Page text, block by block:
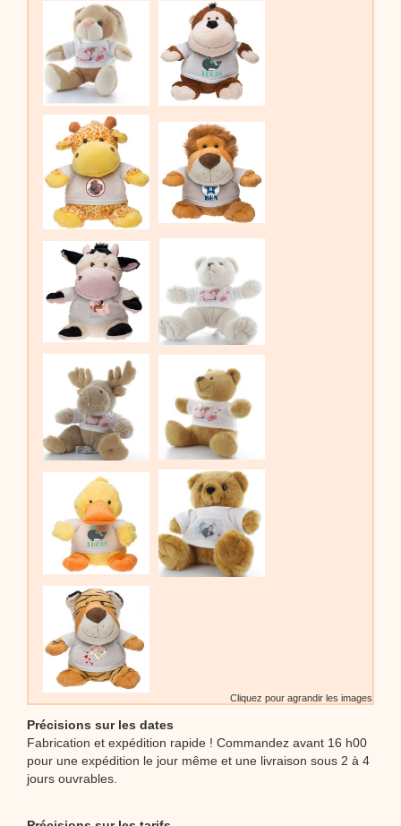
Cliquez pour agrandir les images
Précisions sur les dates
Fabrication et expédition rapide ! Commandez avant 16 h00
pour une expédition le jour même et une livraison sous 2 à 4
jours ouvrables.